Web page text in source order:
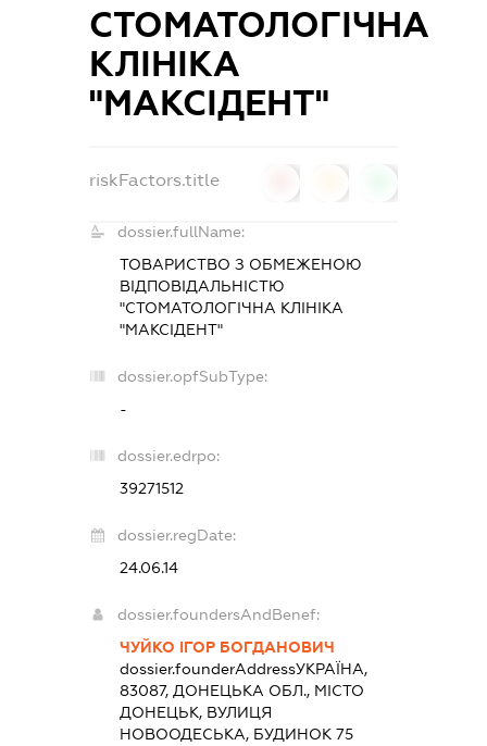
СТОМАТОЛОГІЧНА
КЛІНІКА
"МАКСІДЕНТ"
riskFactors.title
dossier.fullName:
ТОВАРИСТВО З ОБМЕЖЕНОЮ
ВІДПОВІДАЛЬНІСТЮ
"СТОМАТОЛОГІЧНА КЛІНІКА
"МАКСІДЕНТ"
dossier.opfSubType:
-
dossier.edrpo:
39271512
dossier.regDate:
24.06.14
dossier.foundersAndBenef:
ЧУЙКО ІГОР БОГДАНОВИЧ
dossier.founderAddressУКРАЇНА,
83087, ДОНЕЦЬКА ОБЛ., МІСТО
ДОНЕЦЬК, ВУЛИЦЯ
НОВООДЕСЬКА, БУДИНОК 75